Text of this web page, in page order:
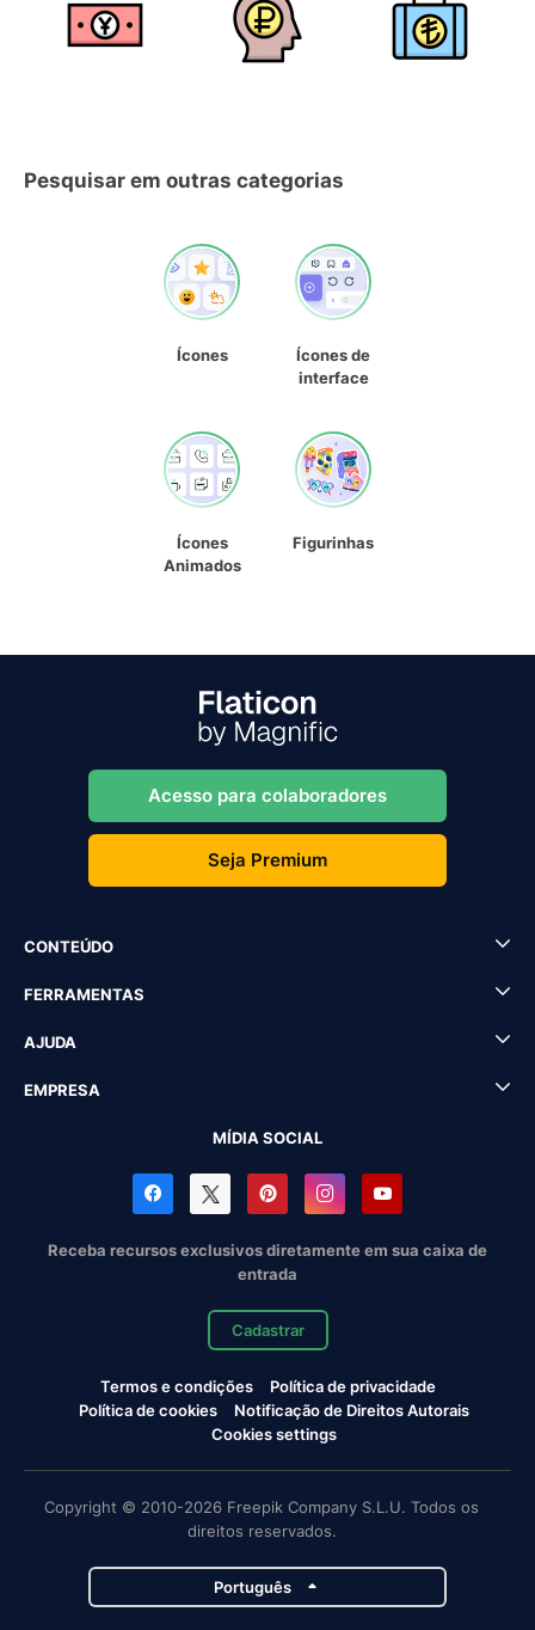
Pesquisar em outras categorias
Ícones
Ícones de
interface
Ícones
Animados
Figurinhas
Acesso para colaboradores
Seja Premium
CONTEÚDO
FERRAMENTAS
AJUDA
EMPRESA
MÍDIA SOCIAL
Receba recursos exclusivos diretamente em sua caixa de
entrada
Cadastrar
Termos e condições
Política de privacidade
Política de cookies
Notificação de Direitos Autorais
Cookies settings
Copyright © 2010-2026 Freepik Company S.L.U. Todos os
direitos reservados.
Português